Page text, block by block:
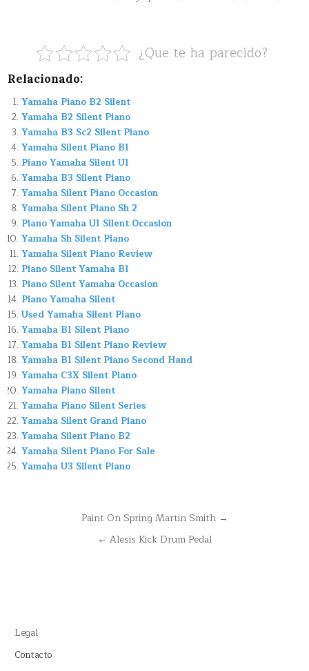
¿Que te ha parecido?
Relacionado:
Yamaha Piano B2 Silent
Yamaha B2 Silent Piano
Yamaha B3 Sc2 Silent Piano
Yamaha Silent Piano B1
Piano Yamaha Silent U1
Yamaha B3 Silent Piano
Yamaha Silent Piano Occasion
Yamaha Silent Piano Sh 2
Piano Yamaha U1 Silent Occasion
Yamaha Sh Silent Piano
Yamaha Silent Piano Review
Piano Silent Yamaha B1
Piano Silent Yamaha Occasion
Piano Yamaha Silent
Used Yamaha Silent Piano
Yamaha B1 Silent Piano
Yamaha B1 Silent Piano Review
Yamaha B1 Silent Piano Second Hand
Yamaha C3X Silent Piano
Yamaha Piano Silent
Yamaha Piano Silent Series
Yamaha Silent Grand Piano
Yamaha Silent Piano B2
Yamaha Silent Piano For Sale
Yamaha U3 Silent Piano
NavegaciónPaint On Spring Martin Smith →
← Alesis Kick Drum Pedal
Legal
Contacto